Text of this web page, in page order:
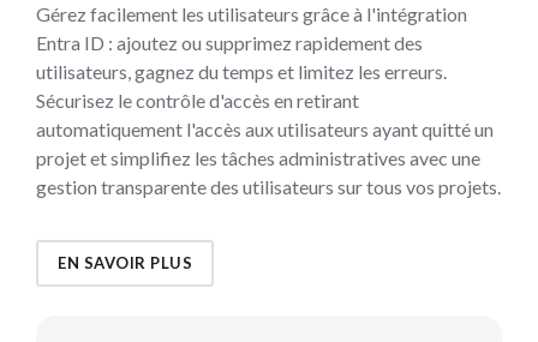
Gérez facilement les utilisateurs grâce à l'intégration
Entra ID : ajoutez ou supprimez rapidement des
utilisateurs, gagnez du temps et limitez les erreurs.
Sécurisez le contrôle d'accès en retirant
automatiquement l'accès aux utilisateurs ayant quitté un
projet et simplifiez les tâches administratives avec une
gestion transparente des utilisateurs sur tous vos projets.
EN SAVOIR PLUS